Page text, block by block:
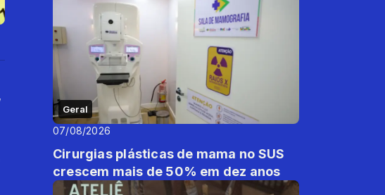
Geral
07/08/2026
Cirurgias plásticas de mama no SUS
crescem mais de 50% em dez anos